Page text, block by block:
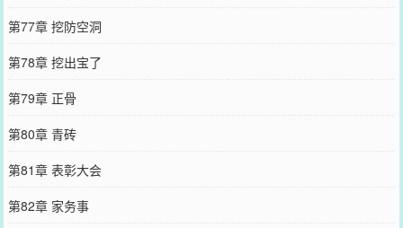
第77章 挖防空洞
第78章 挖出宝了
第79章 正骨
第80章 青砖
第81章 表彰大会
第82章 家务事